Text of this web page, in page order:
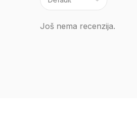
Još nema recenzija.